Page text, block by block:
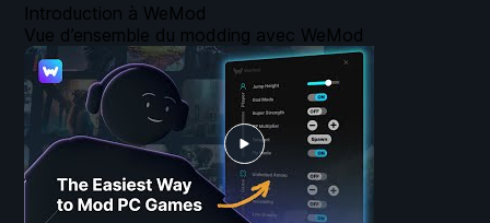
Introduction à WeMod
Vue d’ensemble du modding avec WeMod